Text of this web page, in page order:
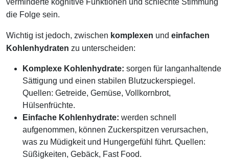
verminderte kognitive Funktionen und schlechte Stimmung
die Folge sein.
Wichtig ist jedoch, zwischen komplexen und einfachen
Kohlenhydraten zu unterscheiden:
Komplexe Kohlenhydrate: sorgen für langanhaltende
Sättigung und einen stabilen Blutzuckerspiegel.
Quellen: Getreide, Gemüse, Vollkornbrot,
Hülsenfrüchte.
Einfache Kohlenhydrate: werden schnell
aufgenommen, können Zuckerspitzen verursachen,
was zu Müdigkeit und Hungergefühl führt. Quellen:
Süßigkeiten, Gebäck, Fast Food.